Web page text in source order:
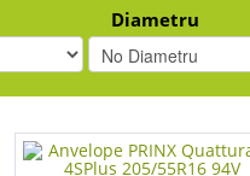
Diametru